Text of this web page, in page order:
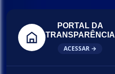
PORTAL DA
TRANSPARÊNCIA
ACESSAR →